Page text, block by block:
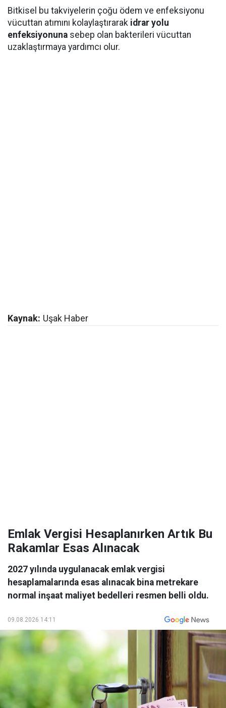
Bitkisel bu takviyelerin çoğu ödem ve enfeksiyonu
vücuttan atımını kolaylaştırarak idrar yolu
enfeksiyonuna sebep olan bakterileri vücuttan
uzaklaştırmaya yardımcı olur.
Kaynak: Uşak Haber
Emlak Vergisi Hesaplanırken Artık Bu
Rakamlar Esas Alınacak
2027 yılında uygulanacak emlak vergisi
hesaplamalarında esas alınacak bina metrekare
normal inşaat maliyet bedelleri resmen belli oldu.
09.08.2026 14:11